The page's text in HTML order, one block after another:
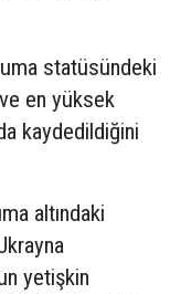
statüsündeki
ve en yüksek
kaydedildiğini
altındaki
yetişkin